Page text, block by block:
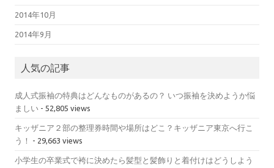
2014年10月
2014年9月
人気の記事
成人式振袖の特典はどんなものがあるの？ いつ振袖を決めようか悩
ましい - 52,805 views
キッザニア２部の整理券時間や場所はどこ？キッザニア東京へ行こ
う！
- 29,663 views
小学生の卒業式で袴に決めたら髪型と髪飾りと着付けはどうしよう